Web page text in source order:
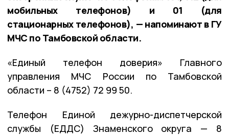
мобильных телефонов) и 01 (для
стационарных телефонов), — напоминают в ГУ
МЧС по Тамбовской области.
«Единый телефон доверия» Главного
управления МЧС России по Тамбовской
области – 8 (4752) 72 99 50.
Телефон Единой дежурно-диспетчерской
службы (ЕДДС) Знаменского округа — 8